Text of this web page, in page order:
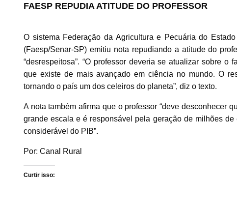
FAESP REPUDIA ATITUDE DO PROFESSOR
O sistema Federação da Agricultura e Pecuária do
(Faesp/Senar-SP) emitiu nota repudiando a atitude do
“desrespeitosa”. “O professor deveria se atualizar sobre
que existe de mais avançado em ciência no mundo. O
tornando o país um dos celeiros do planeta”, diz o texto.
A nota também afirma que o professor “deve desconhecer
grande escala e é responsável pela geração de milhões
considerável do PIB”.
Por: Canal Rural
Curtir isso: